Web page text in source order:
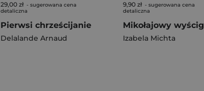
29,00 zł - sugerowana cena
detaliczna
Pierwsi chrześcijanie
Delalande Arnaud
9,90 zł - sugerowana cena
detaliczna
Mikołajowy wyścig
Izabela Michta